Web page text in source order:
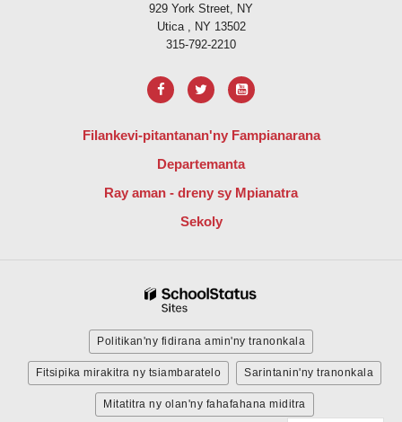
929 York Street, NY
Utica , NY 13502
315-792-2210
Filankevi-pitantanan'ny Fampianarana
Departemanta
Ray aman - dreny sy Mpianatra
Sekoly
Politikan'ny fidirana amin'ny tranonkala
Fitsipika mirakitra ny tsiambaratelo Sarintanin'ny tranonkala
Mitatitra ny olan'ny fahafahana miditra